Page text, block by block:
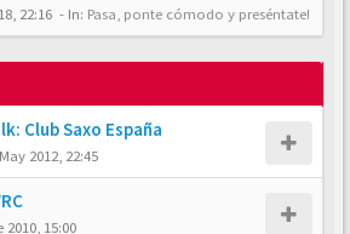
22:16 - In: Pasa, ponte cómodo y preséntate!
Club Saxo España
2012, 22:45
2010, 15:00